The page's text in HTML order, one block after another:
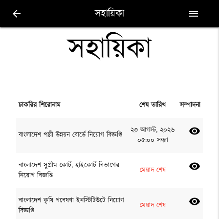
arrow_back সহায়িকা menu
সহায়িকা
চাকরির শিরোনাম শেষ তারিখ সম্পাদনা
বাংলাদেশ পল্লী উন্নয়ন বোর্ডে নিয়োগ বিজ্ঞপ্তি
২৩ আগস্ট, ২০২৬
০৫:০০ সন্ধ্যা
visibility
বাংলাদেশ সুপ্রীম কোর্ট, হাইকোর্ট বিভাগের
নিয়োগ বিজ্ঞপ্তি
মেয়াদ শেষ visibility
বাংলাদেশ কৃষি গবেষণা ইনস্টিটিউটে নিয়োগ
বিজ্ঞপ্তি
মেয়াদ শেষ visibility